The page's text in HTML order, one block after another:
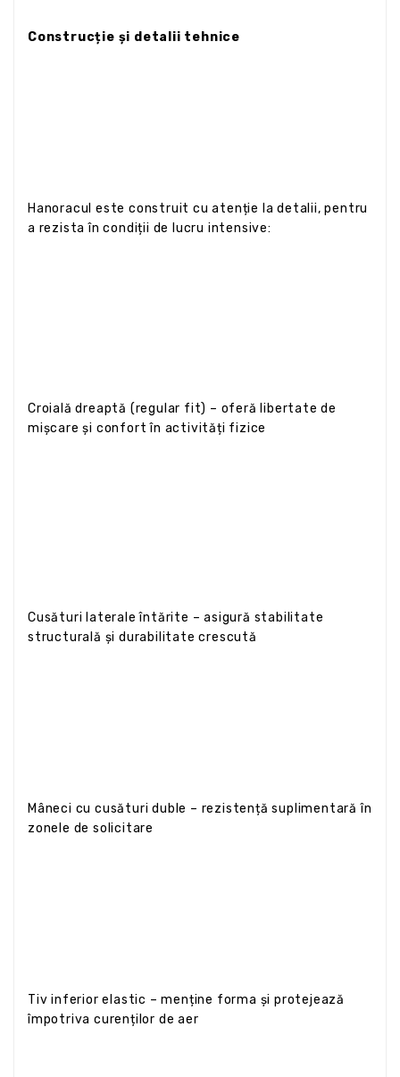
Construcție și detalii tehnice
Hanoracul este construit cu atenție la detalii, pentru
a rezista în condiții de lucru intensive:
Croială dreaptă (regular fit) – oferă libertate de
mișcare și confort în activități fizice
Cusături laterale întărite – asigură stabilitate
structurală și durabilitate crescută
Mâneci cu cusături duble – rezistență suplimentară în
zonele de solicitare
Tiv inferior elastic – menține forma și protejează
împotriva curenților de aer